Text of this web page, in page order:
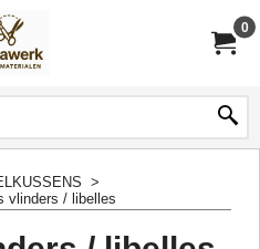
0
>
vlinders / libelles